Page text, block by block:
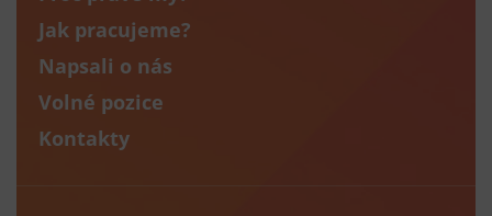
Jak pracujeme?
Napsali o nás
Volné pozice
Kontakty